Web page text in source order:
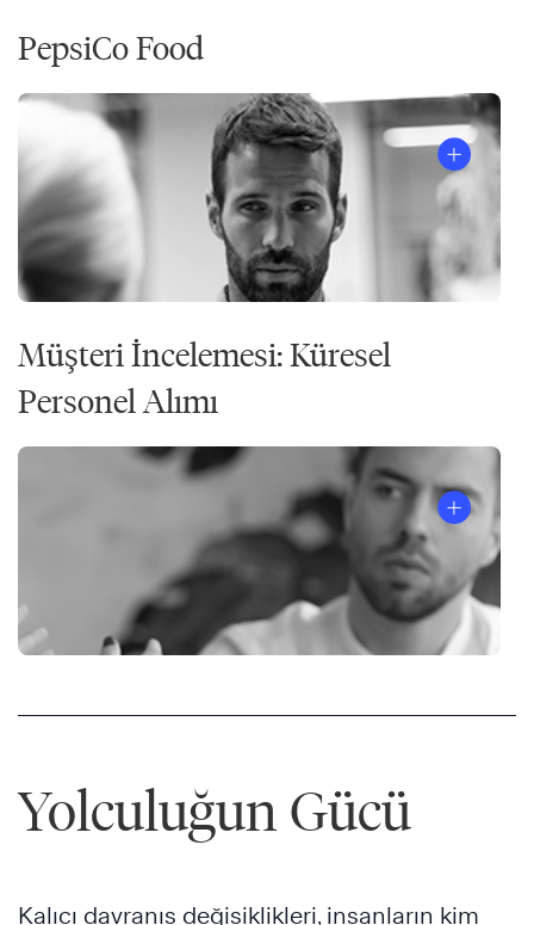
PepsiCo Food
Müşteri İncelemesi: Küresel
Personel Alımı
Yolculuğun Gücü
Kalıcı davranış değişiklikleri, insanların kim